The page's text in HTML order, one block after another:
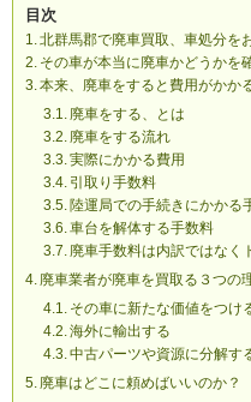
目次
北群馬郡で廃車買取、車処分を
その車が本当に廃車かどうかを
本来、廃車をすると費用がかかる
廃車をする、とは
廃車をする流れ
実際にかかる費用
引取り手数料
陸運局での手続きにかかる
車台を解体する手数料
廃車手数料は内訳ではなく
廃車業者が廃車を買取る３つの
その車に新たな価値をつけ
海外に輸出する
中古パーツや資源に分解す
廃車はどこに頼めばいいのか？